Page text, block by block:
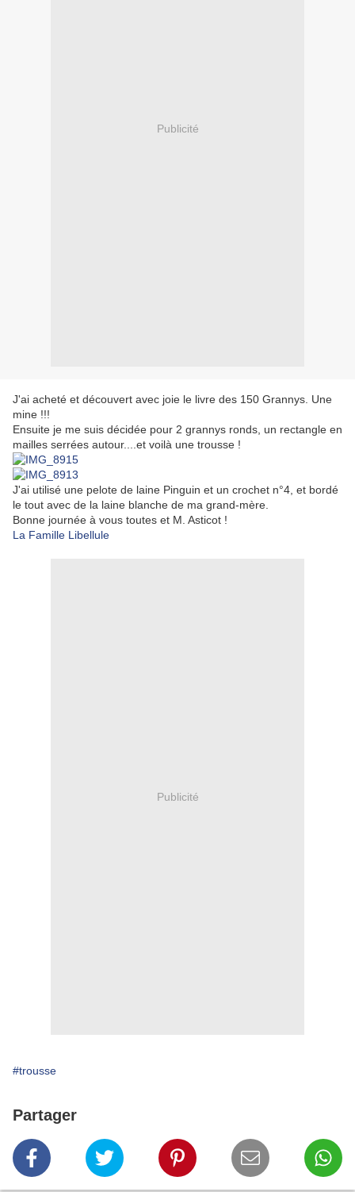
Publicité
J'ai acheté et découvert avec joie le livre des 150 Grannys. Une
mine !!!
Ensuite je me suis décidée pour 2 grannys ronds, un rectangle en
mailles serrées autour....et voilà une trousse !
J'ai utilisé une pelote de laine Pinguin et un crochet n°4, et bordé
le tout avec de la laine blanche de ma grand-mère.
Bonne journée à vous toutes et M. Asticot !
La Famille Libellule
Publicité
#trousse
Partager